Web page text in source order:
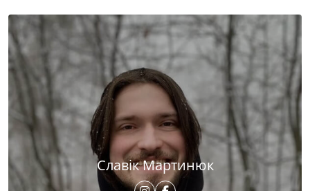
Славік Мартинюк